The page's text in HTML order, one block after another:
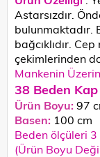
Astarsızdır.
bulunmaktadır.
bağcıklıdır.
çekimlerinden
Mankenin
38 Beden
Ürün Boyu:97
Basen: 100 cm
Beden ölçüleri
(Ürün Boyu